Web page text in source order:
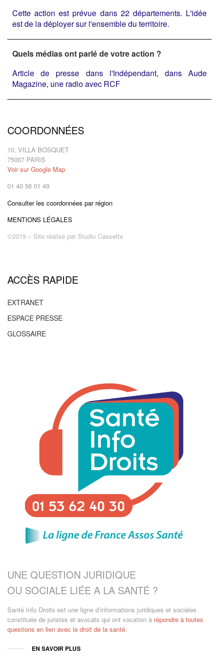
Cette action est prévue dans 22 départements. L'idée
est de la déployer sur l'ensemble du territoire.
Quels médias ont parlé de votre action ?
Article de presse dans l'Indépendant, dans Aude
Magazine, une radio avec RCF
COORDONNÉES
10, VILLA BOSQUET
75007 PARIS
Voir sur Google Map
01 40 56 01 49
Consulter les coordonnées par région
MENTIONS LÉGALES
©2019 – Site réalisé par Studio Cassette
ACCÈS RAPIDE
EXTRANET
ESPACE PRESSE
GLOSSAIRE
UNE QUESTION JURIDIQUE
OU SOCIALE LIÉE A LA SANTÉ ?
Santé Info Droits est une ligne d’informations juridiques et sociales
constituée de juristes et avocats qui ont vocation à répondre à toutes
questions en lien avec le droit de la santé.
EN SAVOIR PLUS